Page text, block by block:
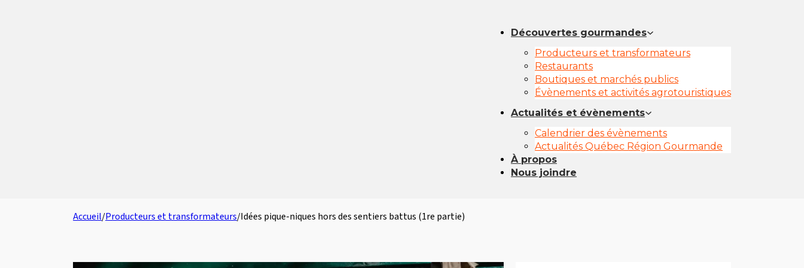
Découvertes gourmandes
Producteurs et transformateurs
Restaurants
Boutiques et marchés publics
Évènements et activités agrotouristiques
Actualités et évènements
Calendrier des évènements
Actualités Québec Région Gourmande
À propos
Nous joindre
Accueil/Producteurs et transformateurs/Idées pique-niques hors des sentiers battus (1re partie)